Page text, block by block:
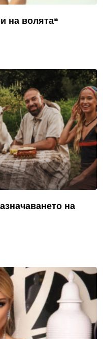
на волята“
на